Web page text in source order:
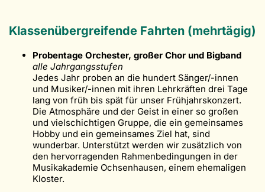
Klassenübergreifende Fahrten (mehrtägig)
Probentage Orchester, großer Chor und Bigband
alle Jahrgangsstufen
Jedes Jahr proben an die hundert Sänger/-innen
und Musiker/-innen mit ihren Lehrkräften drei Tage
lang von früh bis spät für unser Frühjahrskonzert.
Die Atmosphäre und der Geist in einer so großen
und vielschichtigen Gruppe, die ein gemeinsames
Hobby und ein gemeinsames Ziel hat, sind
wunderbar. Unterstützt werden wir zusätzlich von
den hervorragenden Rahmenbedingungen in der
Musikakademie Ochsenhausen, einem ehemaligen
Kloster.